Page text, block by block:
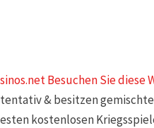
Besuchen Sie diese
& besitzen
kostenlosen